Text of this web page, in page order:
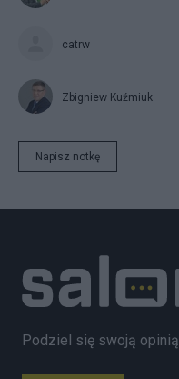
catrw
Zbigniew Kuźmiuk
Napisz notkę
Podziel się swoją opinią